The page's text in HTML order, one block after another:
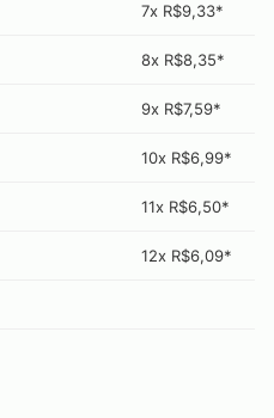
7x R$9,33*
8x R$8,35*
9x R$7,59*
10x R$6,99*
11x R$6,50*
12x R$6,09*